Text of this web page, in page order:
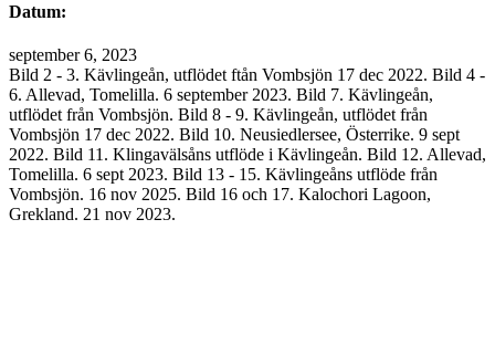
Datum:
september 6, 2023
Bild 2 - 3. Kävlingeån, utflödet ftån Vombsjön 17 dec 2022. Bild 4 -
6. Allevad, Tomelilla. 6 september 2023. Bild 7. Kävlingeån,
utflödet från Vombsjön. Bild 8 - 9. Kävlingeån, utflödet från
Vombsjön 17 dec 2022. Bild 10. Neusiedlersee, Österrike. 9 sept
2022. Bild 11. Klingavälsåns utflöde i Kävlingeån. Bild 12. Allevad,
Tomelilla. 6 sept 2023. Bild 13 - 15. Kävlingeåns utflöde från
Vombsjön. 16 nov 2025. Bild 16 och 17. Kalochori Lagoon,
Grekland. 21 nov 2023.